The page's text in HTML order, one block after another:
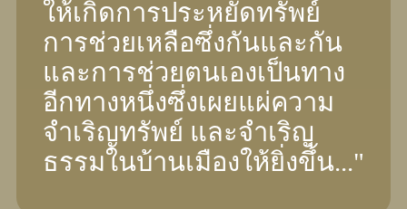
ให้เกิดการประหยัดทรัพย์
การช่วยเหลือซึ่งกันและกัน
และการช่วยตนเองเป็นทาง
อีกทางหนึ่งซึ่งเผยแผ่ความ
จําเริญทรัพย์ และจําเริญ
ธรรมในบ้านเมืองให้ยิ่งขึ้น..."